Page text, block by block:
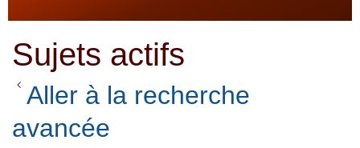
Sujets actifs
Aller à la recherche
avancée